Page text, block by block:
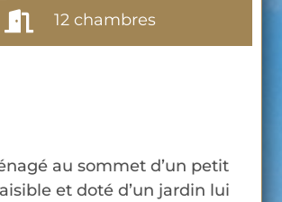
12 chambres
au sommet d’un petit
et doté d’un jardin lui